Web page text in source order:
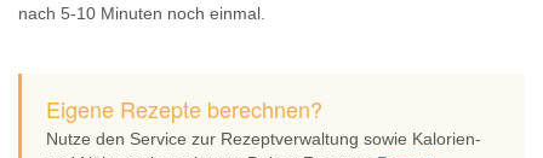
nach 5-10 Minuten noch einmal.
Eigene Rezepte berechnen?
Nutze den Service zur Rezeptverwaltung sowie Kalorien-